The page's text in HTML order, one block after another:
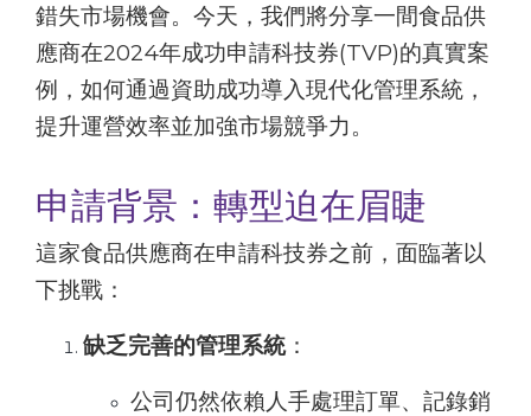
錯失市場機會。今天，我們將分享一間食品供
應商在2024年成功申請科技券(TVP)的真實案
例，如何通過資助成功導入現代化管理系統，
提升運營效率並加強市場競爭力。
申請背景：轉型迫在眉睫
這家食品供應商在申請科技券之前，面臨著以
下挑戰：
缺乏完善的管理系統：
公司仍然依賴人手處理訂單、記錄銷